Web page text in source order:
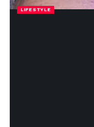
LIFESTYLE